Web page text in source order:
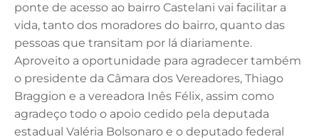
ponte de acesso ao bairro Castelani vai facilitar a
vida, tanto dos moradores do bairro, quanto das
pessoas que transitam por lá diariamente.
Aproveito a oportunidade para agradecer também
o presidente da Câmara dos Vereadores, Thiago
Braggion e a vereadora Inês Félix, assim como
agradeço todo o apoio cedido pela deputada
estadual Valéria Bolsonaro e o deputado federal